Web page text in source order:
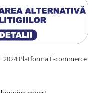
2024Platforma E-commerce